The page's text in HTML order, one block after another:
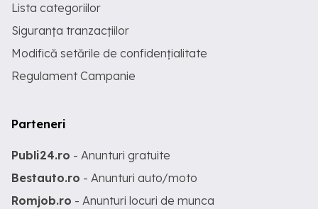
Lista categoriilor
Siguranța tranzacțiilor
Modifică setările de confidențialitate
Regulament Campanie
Parteneri
Publi24.ro - Anunturi gratuite
Bestauto.ro - Anunturi auto/moto
Romjob.ro - Anunturi locuri de munca